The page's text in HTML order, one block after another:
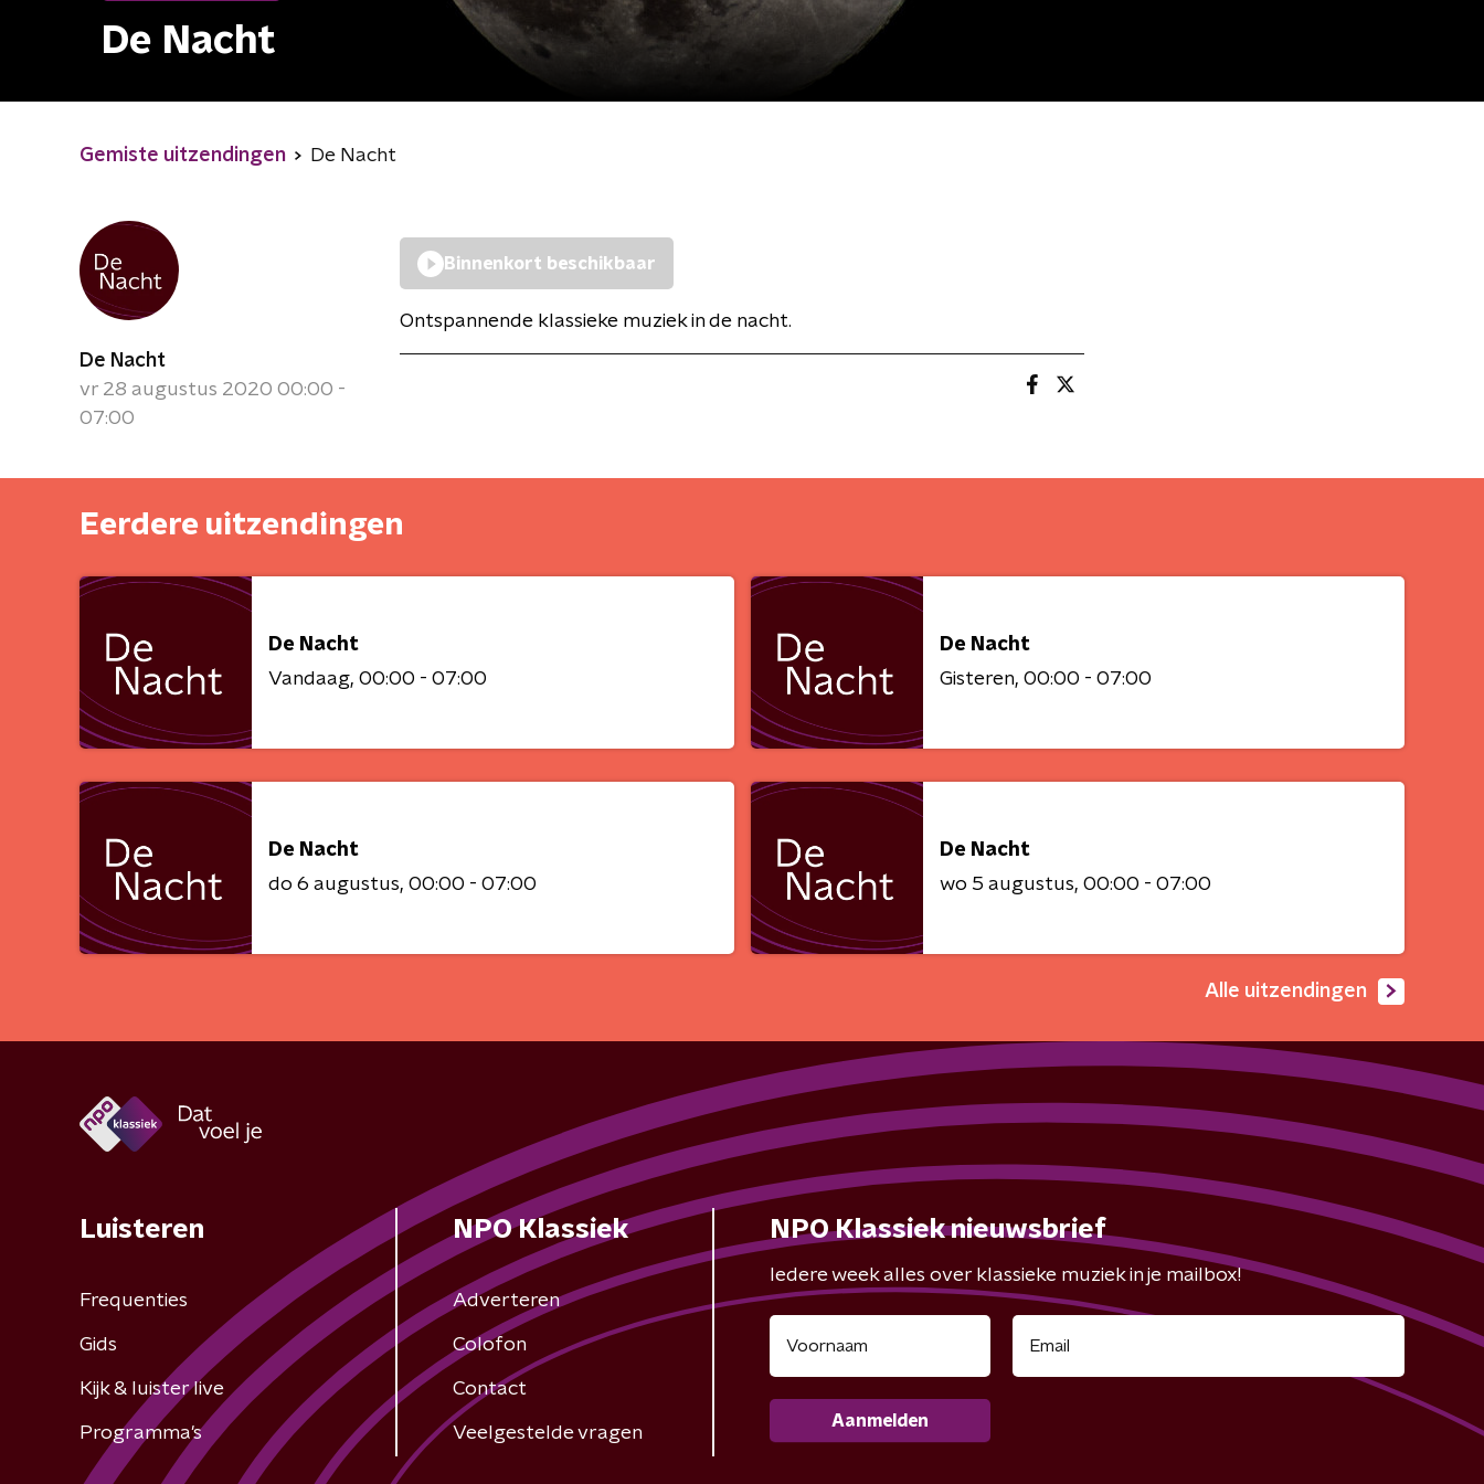
De Nacht
Gemiste uitzendingen De Nacht
De Nacht
vr 28 augustus 2020 00:00 -
07:00
Binnenkort beschikbaar
Ontspannende klassieke muziek in de nacht.
Eerdere uitzendingen
De Nacht
Vandaag 00:00 - 07:00
De Nacht
Gisteren 00:00 - 07:00
De Nacht
do 6 augustus 00:00 - 07:00
De Nacht
wo 5 augustus 00:00 - 07:00
Alle uitzendingen
Luisteren
Frequenties
Gids
Kijk & luister live
Programma's
NPO Klassiek
Adverteren
Colofon
Contact
Veelgestelde vragen
NPO Klassiek nieuwsbrief
Iedere week alles over klassieke muziek in je mailbox!
Aanmelden